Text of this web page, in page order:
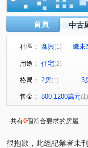
首頁 中古
社區： 鑫興(1) 織未
用途： 住宅(2)
格局： 2房(1) 3
售金： 800-1200萬元(1)
共有0個符合要求的房屋
很抱歉，此經紀業者未